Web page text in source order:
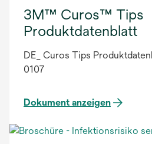
3M™ Curos™ Tips
Produktdatenblatt
DE_ Curos Tips
0107
Dokument anzeigen